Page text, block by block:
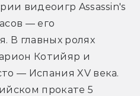
видеоигр Assassin's
— его
В главных ролях
Котийяр и
— Испания XV века.
прокате 5